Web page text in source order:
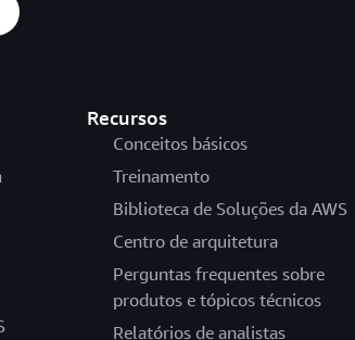
Recursos
Conceitos básicos
Treinamento
Biblioteca de Soluções da AWS
Centro de arquitetura
Perguntas frequentes sobre
produtos e tópicos técnicos
Relatórios de analistas